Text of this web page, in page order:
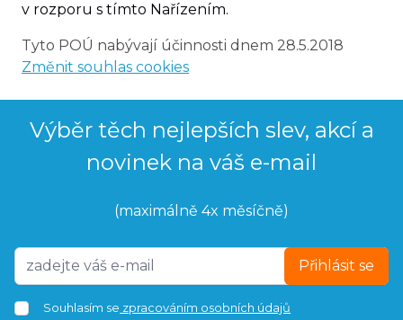
v rozporu s tímto Nařízením.
Tyto POÚ nabývají účinnosti dnem 28.5.2018
Změnit souhlas cookies
Výběr těch nejlepších slev, akcí a
novinek na váš e-mail
(maximálně 4x měsíčně)
Přihlásit se
Souhlasím se zpracováním osobních údajů